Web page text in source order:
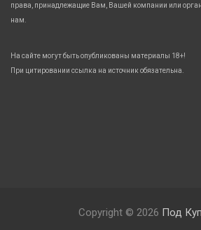
права, принадлежащие Вам, Вашей компании или
нам.
На сайте могут быть опубликованы материалы 18+!
При цитировании ссылка на источник обязательна.
Copyright © 2026 Под